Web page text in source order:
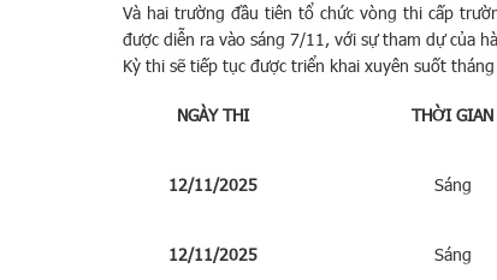
Và hai trường đầu tiên tổ chức vòng thi cấp
được diễn ra vào sáng 7/11, với sự tham dự của
Kỳ thi sẽ tiếp tục được triển khai xuyên suốt
NGÀY THI THỜI GIAN
12/11/2025 Sáng
12/11/2025 Sáng